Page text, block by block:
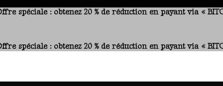
spéciale : obtenez 20 % de réduction en payant via «
spéciale : obtenez 20 % de réduction en payant via «